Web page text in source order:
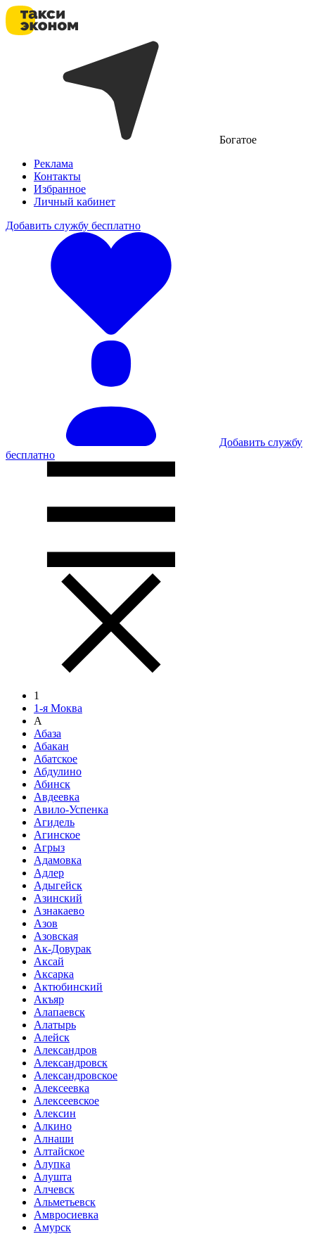
Богатое
Реклама
Контакты
Избранное
Личный кабинет
Добавить службу бесплатно
Добавить службу
бесплатно
1
1-я Моква
А
Абаза
Абакан
Абатское
Абдулино
Абинск
Авдеевка
Авило-Успенка
Агидель
Агинское
Агрыз
Адамовка
Адлер
Адыгейск
Азинский
Азнакаево
Азов
Азовская
Ак-Довурак
Аксай
Аксарка
Актюбинский
Акъяр
Алапаевск
Алатырь
Алейск
Александров
Александровск
Александровское
Алексеевка
Алексеевское
Алексин
Алкино
Алнаши
Алтайское
Алупка
Алушта
Алчевск
Альметьевск
Амвросиевка
Амурск